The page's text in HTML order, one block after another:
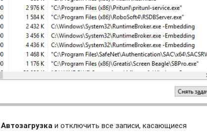
Автозагрузка и отключить все записи, касающиеся